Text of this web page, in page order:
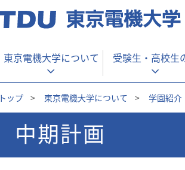
東京電機大学について 受験生・ 高校生
トップ > 東京電機大学について > 学園紹介
中期計画